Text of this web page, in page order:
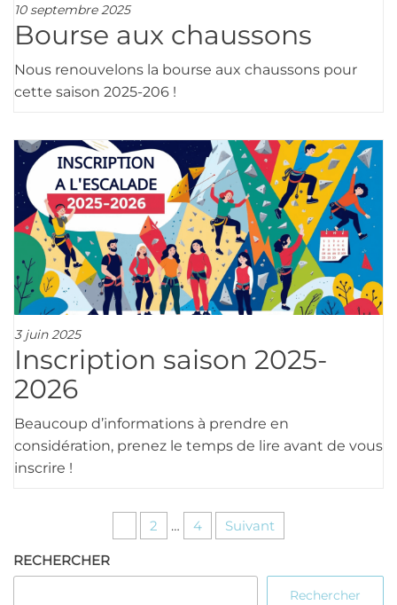
10 septembre 2025
Bourse aux chaussons
Nous renouvelons la bourse aux chaussons pour
cette saison 2025-206 !
3 juin 2025
Inscription saison 2025-
2026
Beaucoup d’informations à prendre en
considération, prenez le temps de lire avant de vous
inscrire !
Pagination
des
publications
2 … 4 Suivant
RECHERCHER
Rechercher